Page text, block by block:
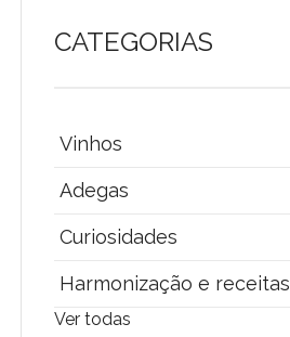
CATEGORIAS
Vinhos
Adegas
Curiosidades
Harmonização e receitas
Ver todas